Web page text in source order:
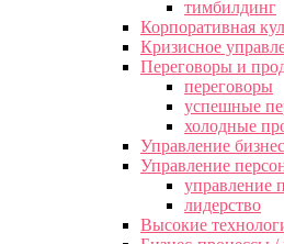
тимбилдинг
Корпоративная
Кризисное
Переговоры и
переговоры
успешные
холодные
Управление
Управление
управление
лидерство
Высокие